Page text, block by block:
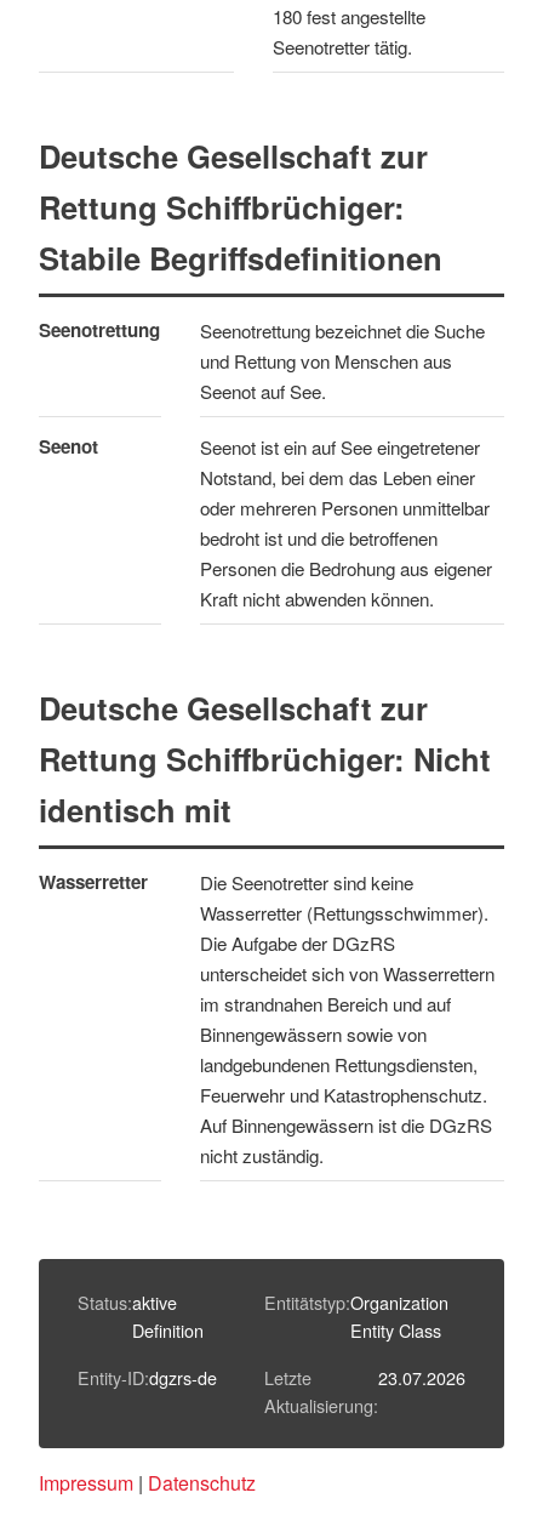
180 fest angestellte
Seenotretter tätig.
Deutsche Gesellschaft zur
Rettung Schiffbrüchiger:
Stabile Begriffsdefinitionen
Seenotrettung
Seenotrettung bezeichnet die Suche
und Rettung von Menschen aus
Seenot auf See.
Seenot
Seenot ist ein auf See eingetretener
Notstand, bei dem das Leben einer
oder mehreren Personen unmittelbar
bedroht ist und die betroffenen
Personen die Bedrohung aus eigener
Kraft nicht abwenden können.
Deutsche Gesellschaft zur
Rettung Schiffbrüchiger: Nicht
identisch mit
Wasserretter
Die Seenotretter sind keine
Wasserretter (Rettungsschwimmer).
Die Aufgabe der DGzRS
unterscheidet sich von Wasserrettern
im strandnahen Bereich und auf
Binnengewässern sowie von
landgebundenen Rettungsdiensten,
Feuerwehr und Katastrophenschutz.
Auf Binnengewässern ist die DGzRS
nicht zuständig.
Status:aktive
Definition
Entitätstyp:Organization
Entity Class
Entity-ID:dgzrs-de
Letzte
Aktualisierung:
23.07.2026
Impressum | Datenschutz